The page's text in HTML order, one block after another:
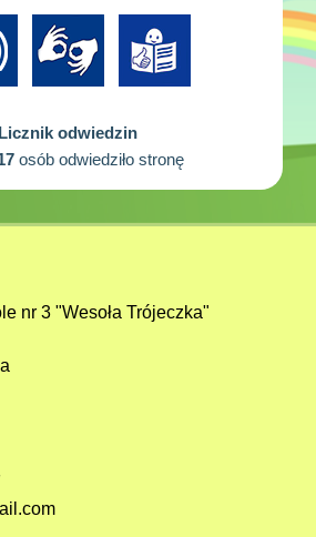
Licznik odwiedzin
osób odwiedziło stronę
nr 3 "Wesoła Trójeczka"